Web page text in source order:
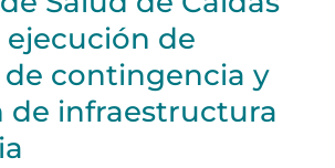
ejecución de
contingencia y
de infraestructura